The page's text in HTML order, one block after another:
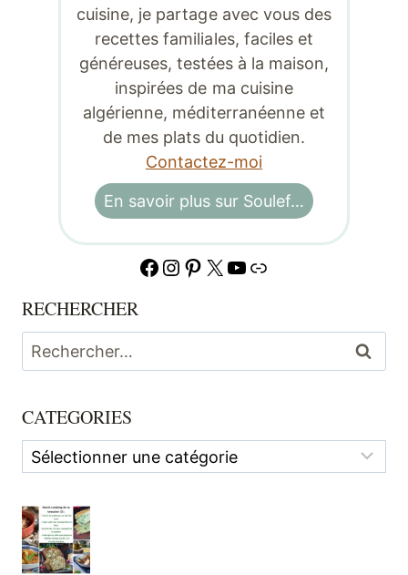
cuisine, je partage avec vous des
recettes familiales, faciles et
généreuses, testées à la maison,
inspirées de ma cuisine
algérienne, méditerranéenne et
de mes plats du quotidien.
Contactez-moi
En savoir plus sur Soulef…
Facebook
Instagram
Pinterest
X YouTube
Lien
RECHERCHER
Rechercher :
CATEGORIES
Categories